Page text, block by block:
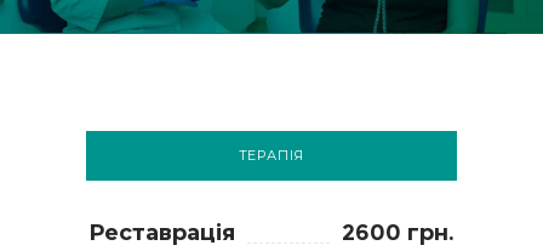
ТЕРАПІЯ
Реставрація 2600 грн.